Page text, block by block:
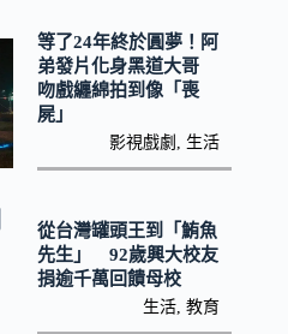
等了24年終於圓夢！阿
弟發片化身黑道大哥
吻戲纏綿拍到像「喪
屍」
影視戲劇 生活
從台灣罐頭王到「鮪魚
先生」 92歲興大校友
捐逾千萬回饋母校
生活 ,教育